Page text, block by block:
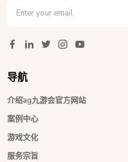
导航
介绍ag九游会官方网站
案例中心
游戏文化
服务宗旨